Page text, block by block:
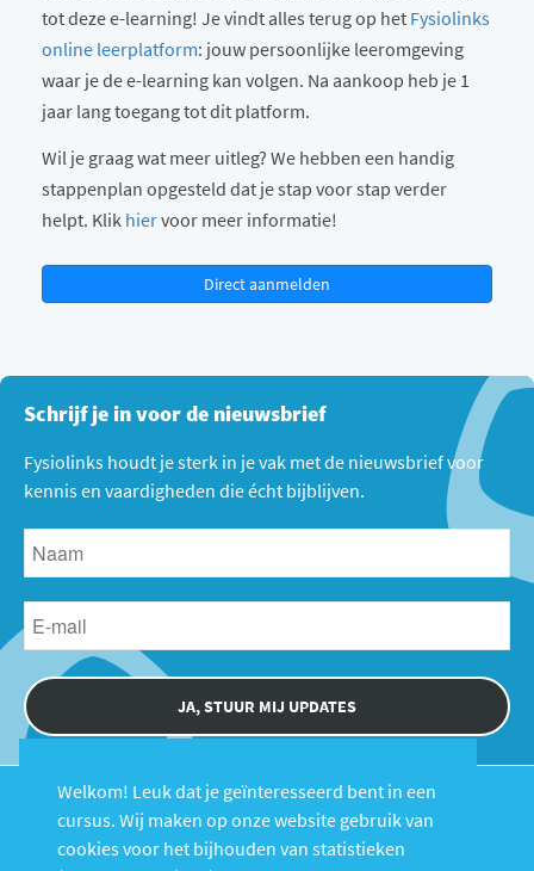
tot deze e-learning! Je vindt alles terug op het Fysiolinks
online leerplatform: jouw persoonlijke leeromgeving
waar je de e-learning kan volgen. Na aankoop heb je 1
jaar lang toegang tot dit platform.
Wil je graag wat meer uitleg? We hebben een handig
stappenplan opgesteld dat je stap voor stap verder
helpt. Klik hiervoor meer informatie!
Direct aanmelden
Schrijf je in voor de nieuwsbrief
Fysiolinks houdt je sterk in je vak met de nieuwsbrief voor
kennis en vaardigheden die écht bijblijven.
JA, STUUR MIJ UPDATES
Welkom! Leuk dat je geïnteresseerd bent in een
cursus. Wij maken op onze website gebruik van
cookies voor het bijhouden van statistieken